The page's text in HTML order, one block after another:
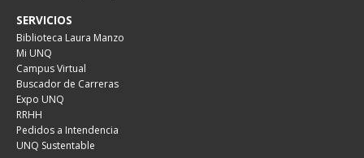
SERVICIOS
Biblioteca Laura Manzo
Mi UNQ
Campus Virtual
Buscador de Carreras
Expo UNQ
RRHH
Pedidos a Intendencia
UNQ Sustentable